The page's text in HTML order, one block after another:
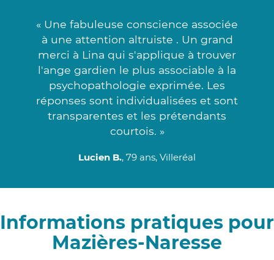
« Une fabuleuse conscience associée
à une attention altruiste . Un grand
merci à Lina qui s'applique à trouver
l'ange gardien le plus associable à la
psychopathologie exprimée. Les
réponses sont individualisées et sont
transparentes et les prétendants
courtois. »
Lucien B., 79 ans, Villeréal
Informations pratiques pour
Mazières-Naresse